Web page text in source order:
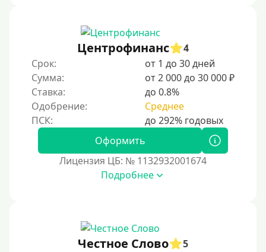
30000 руб
30000 руб на год
35000 руб
40000 руб
60000 руб
Центрофинанс
4
Срок:
от 1 до 30 дней
Сумма:
от 2 000 до 30 000 ₽
Ставка:
до 0.8%
Одобрение:
Среднее
Оформить
Лицензия ЦБ: № 1132932001674
Подробнее
Честное Слово
5